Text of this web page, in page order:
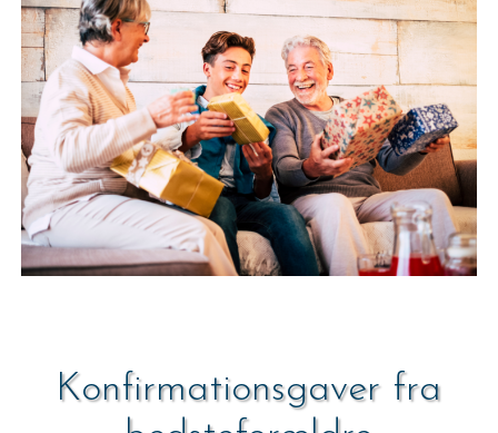
Konfirmationsgaver fra